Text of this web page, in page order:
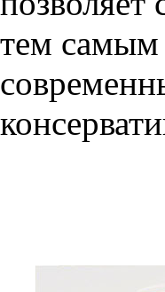
тем самым